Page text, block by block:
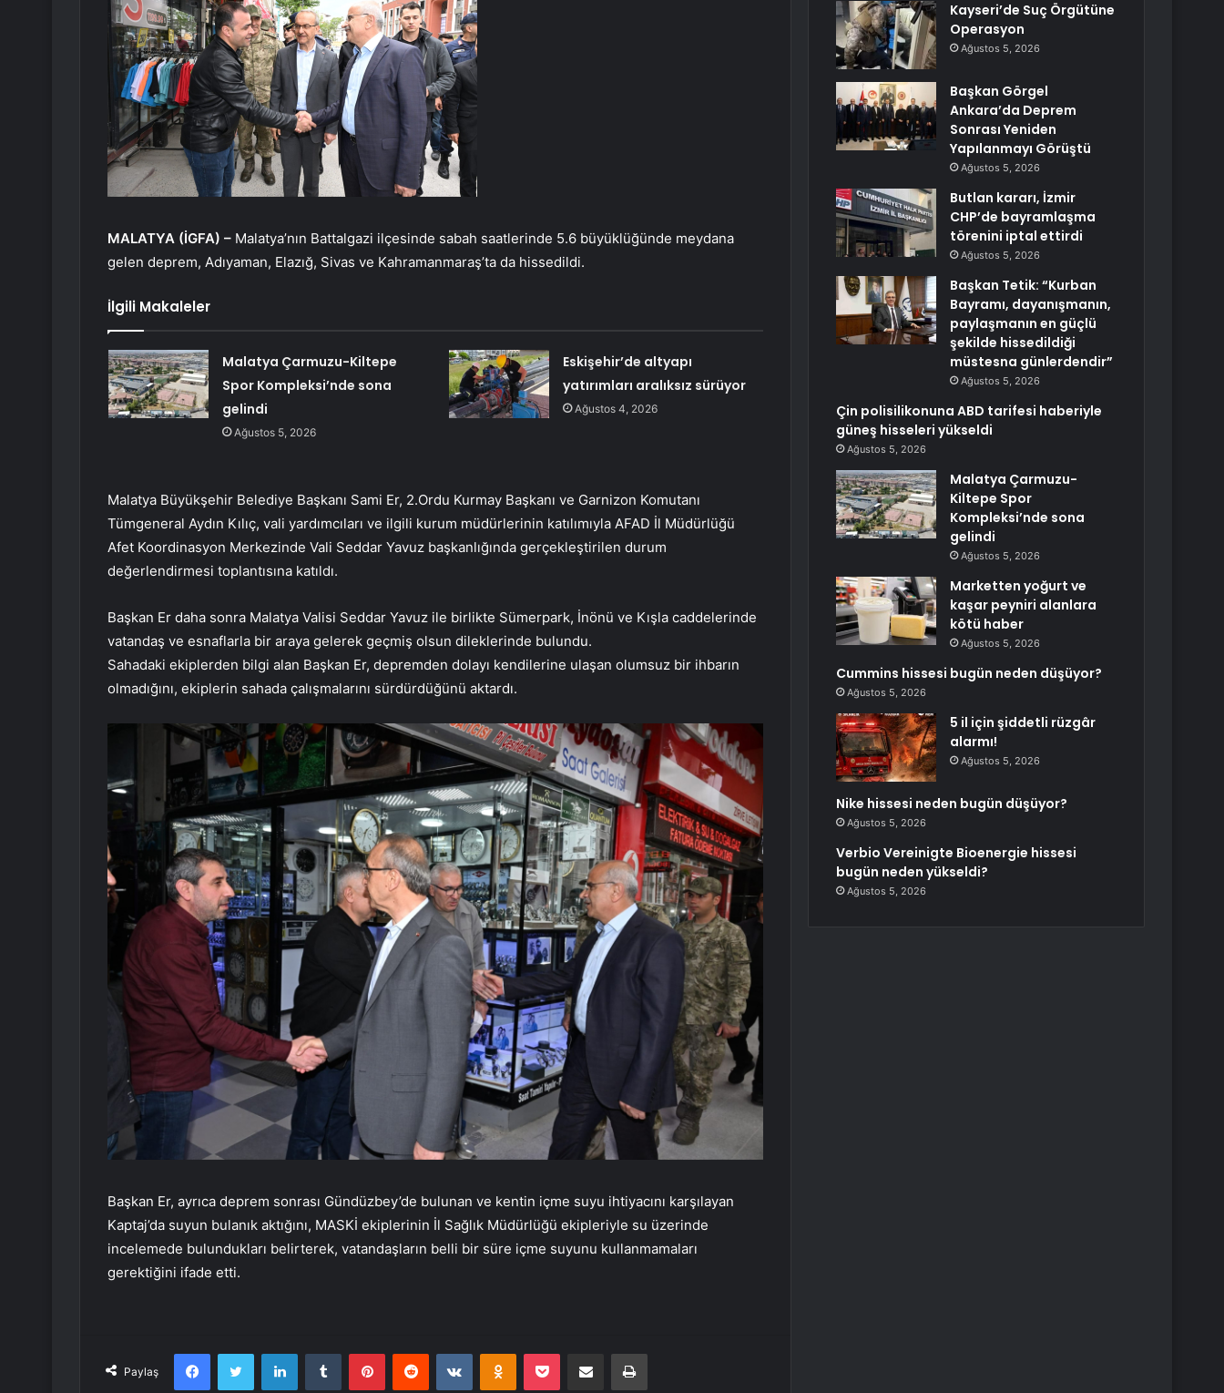
MALATYA (İGFA) – Malatya’nın Battalgazi ilçesinde sabah saatlerinde 5.6 büyüklüğünde meydana
gelen deprem, Adıyaman, Elazığ, Sivas ve Kahramanmaraş’ta da hissedildi.
İlgili Makaleler
Malatya Çarmuzu-Kiltepe
Spor Kompleksi’nde sona
gelindi
Ağustos 5, 2026
Eskişehir’de altyapı
yatırımları aralıksız sürüyor
Ağustos 4, 2026
Malatya Büyükşehir Belediye Başkanı Sami Er, 2.Ordu Kurmay Başkanı ve Garnizon Komutanı
Tümgeneral Aydın Kılıç, vali yardımcıları ve ilgili kurum müdürlerinin katılımıyla AFAD İl Müdürlüğü
Afet Koordinasyon Merkezinde Vali Seddar Yavuz başkanlığında gerçekleştirilen durum
değerlendirmesi toplantısına katıldı.
Başkan Er daha sonra Malatya Valisi Seddar Yavuz ile birlikte Sümerpark, İnönü ve Kışla caddelerinde
vatandaş ve esnaflarla bir araya gelerek geçmiş olsun dileklerinde bulundu.
Sahadaki ekiplerden bilgi alan Başkan Er, depremden dolayı kendilerine ulaşan olumsuz bir ihbarın
olmadığını, ekiplerin sahada çalışmalarını sürdürdüğünü aktardı.
Başkan Er, ayrıca deprem sonrası Gündüzbey’de bulunan ve kentin içme suyu ihtiyacını karşılayan
Kaptaj’da suyun bulanık aktığını, MASKİ ekiplerinin İl Sağlık Müdürlüğü ekipleriyle su üzerinde
incelemede bulundukları belirterek, vatandaşların belli bir süre içme suyunu kullanmamaları
gerektiğini ifade etti.
Paylaş
FacebookTwitter LinkedInTumblr PinterestReddit VKontakteOdnoklassniki
Pocket E-Posta ile paylaş Yazdır
Kayseri’de Suç Örgütüne
Operasyon
Ağustos 5, 2026
Başkan Görgel
Ankara’da Deprem
Sonrası Yeniden
Yapılanmayı Görüştü
Ağustos 5, 2026
Butlan kararı, İzmir
CHP’de bayramlaşma
törenini iptal ettirdi
Ağustos 5, 2026
Başkan Tetik: “Kurban
Bayramı, dayanışmanın,
paylaşmanın en güçlü
şekilde hissedildiği
müstesna günlerdendir”
Ağustos 5, 2026
Çin polisilikonuna ABD tarifesi haberiyle
güneş hisseleri yükseldi
Ağustos 5, 2026
Malatya Çarmuzu-
Kiltepe Spor
Kompleksi’nde sona
gelindi
Ağustos 5, 2026
Marketten yoğurt ve
kaşar peyniri alanlara
kötü haber
Ağustos 5, 2026
Cummins hissesi bugün neden düşüyor?
Ağustos 5, 2026
5 il için şiddetli rüzgâr
alarmı!
Ağustos 5, 2026
Nike hissesi neden bugün düşüyor?
Ağustos 5, 2026
Verbio Vereinigte Bioenergie hissesi
bugün neden yükseldi?
Ağustos 5, 2026